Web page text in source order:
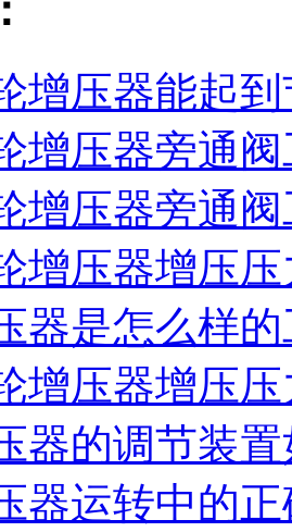
增压器能起
增压器旁通
增压器旁通
增压器增压
器是怎么样
增压器增压
器的调节装
器运转中的